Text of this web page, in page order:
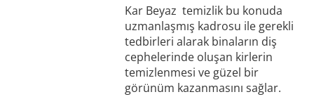
Kar Beyaz temizlik bu konuda
uzmanlaşmış kadrosu ile gerekli
tedbirleri alarak binaların diş
cephelerinde oluşan kirlerin
temizlenmesi ve güzel bir
görünüm kazanmasını sağlar.